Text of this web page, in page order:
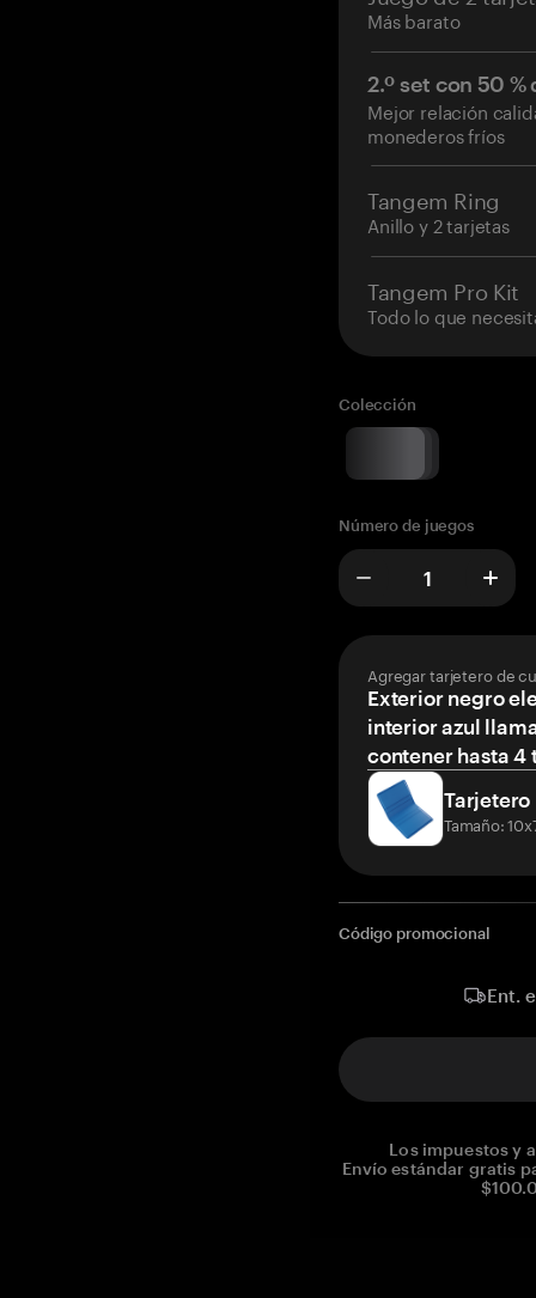
Más barato
2.º set con 50
Mejor relación
monederos fríos
Tangem Ring
Anillo y 2 tarjetas
Tangem Pro Kit
Todo lo que
Colección
Número de juegos
Agregar tarjetero de
Exterior negro
interior azul
contener hasta 4
Tarjetero
Tamaño:
Código promocional
Ent.
Los impuestos y
Envío estándar gratis